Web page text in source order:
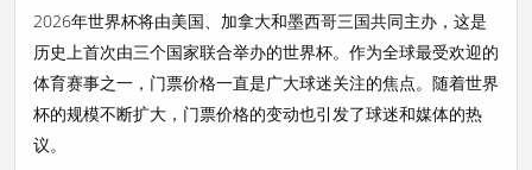
2026年世界杯将由美国、加拿大和墨西哥三国共同主办，这是
历史上首次由三个国家联合举办的世界杯。作为全球最受欢迎的
体育赛事之一，门票价格一直是广大球迷关注的焦点。随着世界
杯的规模不断扩大，门票价格的变动也引发了球迷和媒体的热
议。